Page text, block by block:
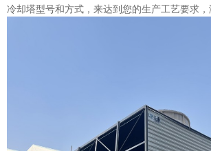
冷却塔型号和方式，来达到您的生产工艺要求，